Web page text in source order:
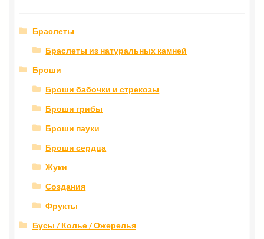
Браслеты
Браслеты из натуральных камней
Броши
Броши бабочки и стрекозы
Броши грибы
Броши пауки
Броши сердца
Жуки
Создания
Фрукты
Бусы / Колье / Ожерелья